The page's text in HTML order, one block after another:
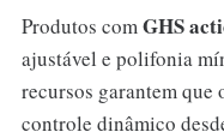
Produtos comGHS
ajustável e polifonia
recursos garantem que
controle dinâmico